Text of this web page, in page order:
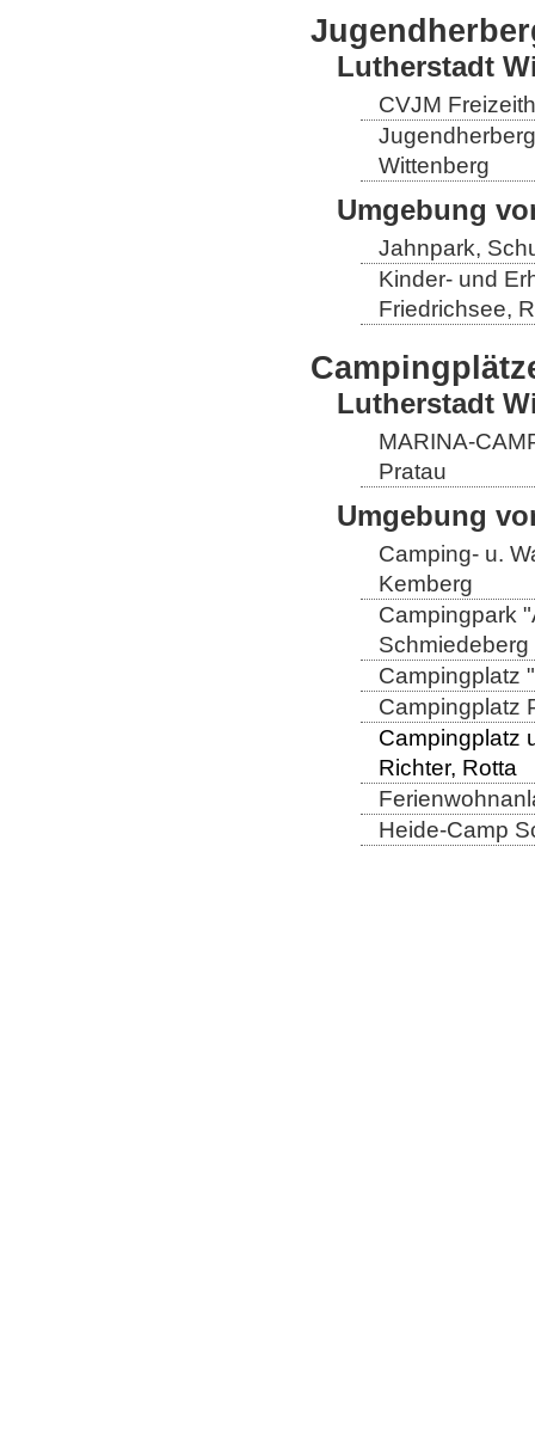
Lutherstadt
CVJM
Wittenberg
Umgebung
Jahnpark,
Kinder- und
Friedrichsee,
Lutherstadt
MARINA-
Pratau
Umgebung
Camping- u.
Kemberg
Campingpark
Schmiedeberg
Campingplatz
Campingplatz
Campingplatz
Richter, Rotta
Heide-Camp